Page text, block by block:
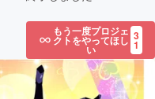
もう一度プロジェ
クトをやってほし
い
3
1